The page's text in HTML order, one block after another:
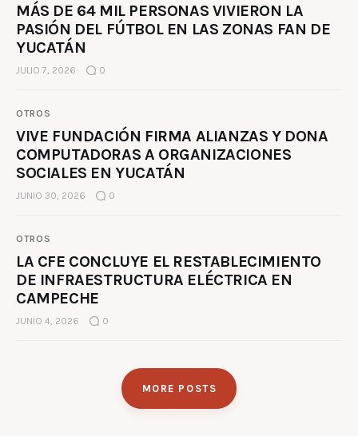
MÁS DE 64 MIL PERSONAS VIVIERON LA
PASIÓN DEL FÚTBOL EN LAS ZONAS FAN DE
YUCATÁN
JULIO 7, 2026 0
OTROS
VIVE FUNDACIÓN FIRMA ALIANZAS Y DONA
COMPUTADORAS A ORGANIZACIONES
SOCIALES EN YUCATÁN
JUNIO 30, 2026 0
OTROS
LA CFE CONCLUYE EL RESTABLECIMIENTO
DE INFRAESTRUCTURA ELÉCTRICA EN
CAMPECHE
JUNIO 4, 2026 0
MORE POSTS